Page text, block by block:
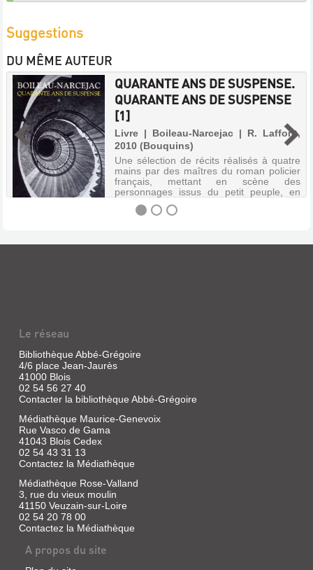
Suggestions
DU MÊME AUTEUR
QUARANTE ANS DE SUSPENSE.
QUARANTE ANS DE SUSPENSE
[1]
Livre | Boileau-Narcejac | R. Laffont,
2010 (Bouquins)
Une sélection de récits réalisés à quatre
mains par des maîtres du roman policier
français, mettant en scène des
personnages issus du petit peuple, en
adoptant toujours un point de vue
original, celui de la victime ou celui du
ANS
DE
SUSPENSE
[1]
Livre
Boileau-
Narcejac
R.
Laffont,
2010
(Bouquins)
Une
sélection
récits
Le réseau
Bibliothèque Abbé-Grégoire
4/6 place Jean-Jaurès
41000 Blois
02 54 56 27 40
Contacter la bibliothèque Abbé-Grégoire
Médiathèque Maurice-Genevoix
Rue Vasco de Gama
41043 Blois Cedex
02 54 43 31 13
Contactez la Médiathèque
Médiathèque Rose-Valland
3, rue du vieux moulin
41150 Veuzain-sur-Loire
02 54 20 78 00
Contactez la Médiathèque
A propos du site